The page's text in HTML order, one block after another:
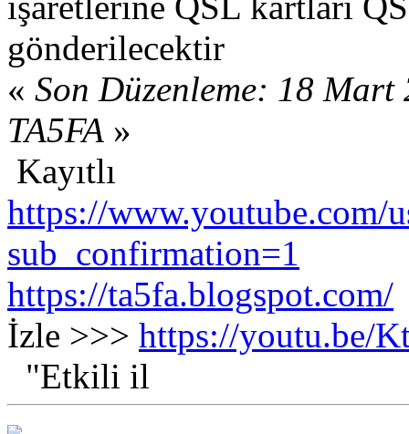
gönderilecektir
« Son Düzenleme: 18
TA5FA »
Kayıtlı
https://www.youtube.com/
sub_confirmation=1
https://ta5fa.blogspot.com/
İzle >>> https://youtu.be/
"Etkili il